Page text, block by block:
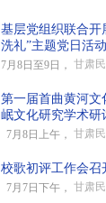
基层党组织联合开
洗礼”主题党日活动
7月8日至9日， 甘肃
第一届首曲黄河文
岷文化研究学术研
7月8日上午， 甘肃
校歌初评工作会召
7月7日下午， 甘肃